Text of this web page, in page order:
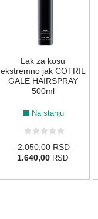
Lak za kosu
ekstremno jak COTRIL
GALE HAIRSPRAY
500ml
Na stanju
2.050,00 RSD
1.640,00 RSD